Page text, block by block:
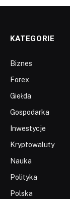
KATEGORIE
Biznes
Forex
Giełda
Gospodarka
Inwestycje
Kryptowaluty
Nauka
Polityka
Polska